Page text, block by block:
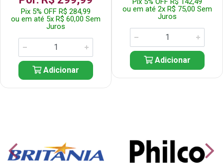
Pix 5% OFF R$ 284,99
ou em até 5x R$ 60,00 Sem
Juros
Adicionar
ou em até 2x R$ 75,00 Sem
Juros
Adicionar